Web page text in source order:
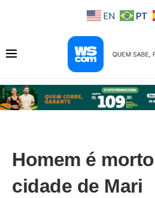
EN PT
Homem é
cidade de Mari